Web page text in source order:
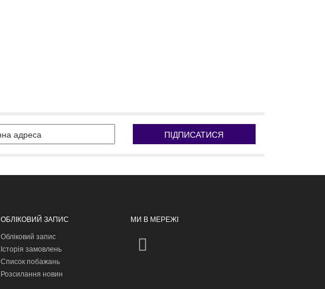
ПІДПИСАТИСЯ
ОБЛІКОВИЙ ЗАПИС
Обліковий запис
Історія замовлень
Список побажань
Розсилання новин
МИ В МЕРЕЖІ